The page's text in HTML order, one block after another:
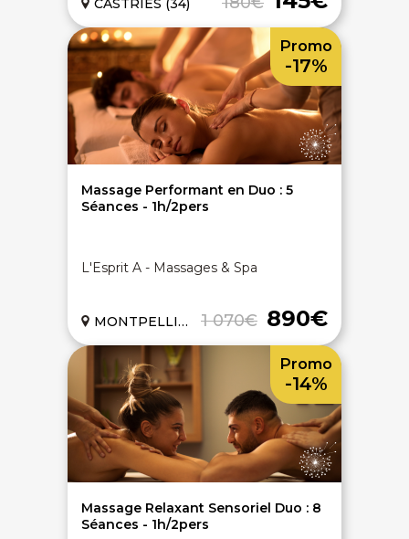
CASTRIES (34)
Massage Performant en Duo : 5
Séances - 1h/2pers
L'Esprit A - Massages & Spa
1 070€ 890€
MONTPELLIER (34)
Promo
-17%
Massage Relaxant Sensoriel Duo : 8
Séances - 1h/2pers
Promo
-14%